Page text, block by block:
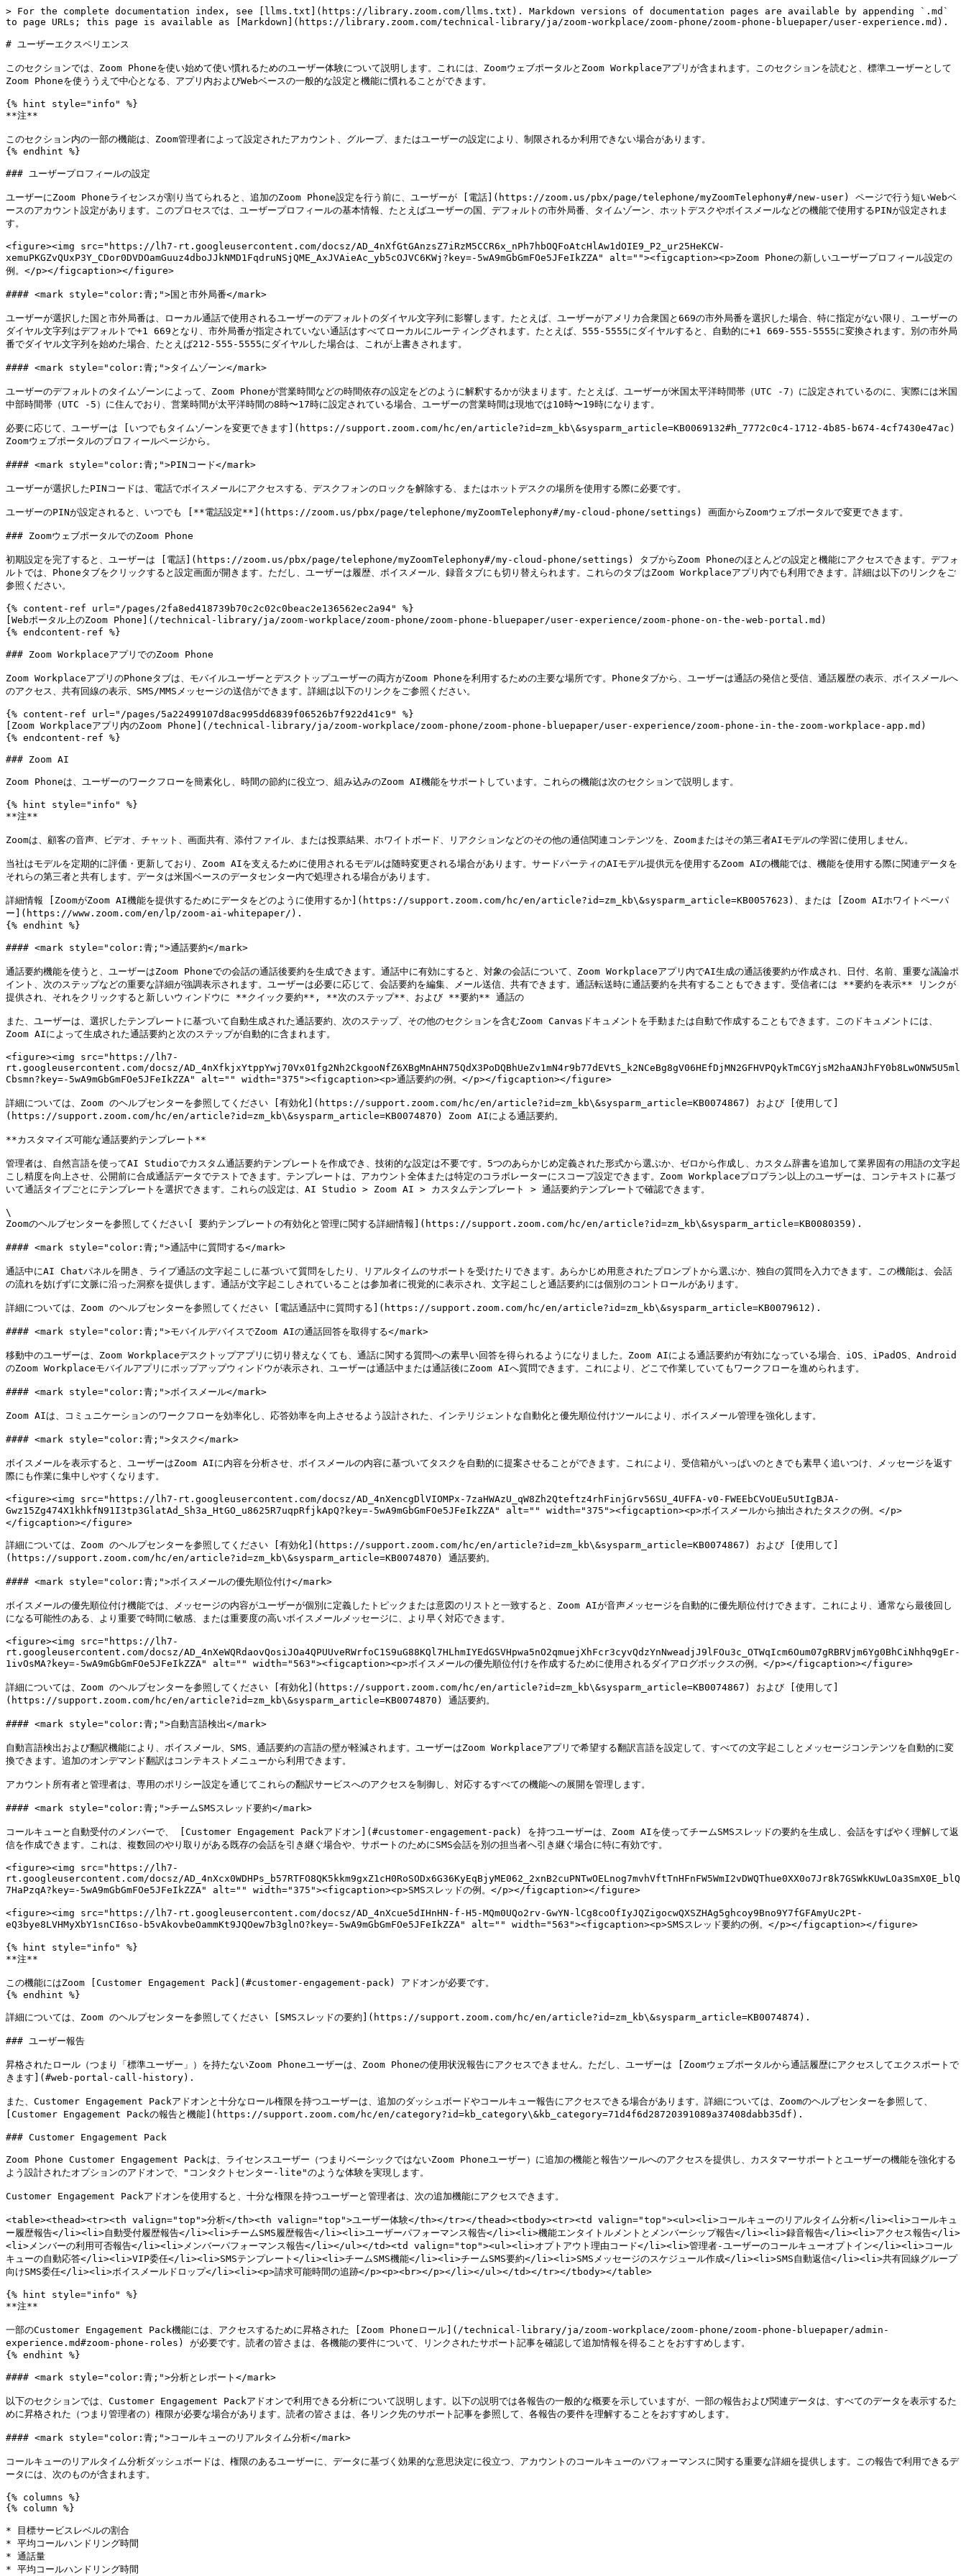
> For the complete documentation index, see [llms.txt](https://library.zoom.com/llms.txt). Markdown versions of documentation pages are available by appending `.md` to page URLs; this page is available as [Markdown](https://library.zoom.com/technical-library/ja/zoom-workplace/zoom-phone/zoom-phone-bluepaper/user-experience.md).

# ユーザーエクスペリエンス

このセクションでは、Zoom Phoneを使い始めて使い慣れるためのユーザー体験について説明します。これには、ZoomウェブポータルとZoom Workplaceアプリが含まれます。このセクションを読むと、標準ユーザーとしてZoom Phoneを使ううえで中心となる、アプリ内およびWebベースの一般的な設定と機能に慣れることができます。

{% hint style="info" %}
**注**

このセクション内の一部の機能は、Zoom管理者によって設定されたアカウント、グループ、またはユーザーの設定により、制限されるか利用できない場合があります。
{% endhint %}

### ユーザープロフィールの設定

ユーザーにZoom Phoneライセンスが割り当てられると、追加のZoom Phone設定を行う前に、ユーザーが [電話](https://zoom.us/pbx/page/telephone/myZoomTelephony#/new-user) ページで行う短いWebベースのアカウント設定があります。このプロセスでは、ユーザープロフィールの基本情報、たとえばユーザーの国、デフォルトの市外局番、タイムゾーン、ホットデスクやボイスメールなどの機能で使用するPINが設定されます。

<figure><img src="https://lh7-rt.googleusercontent.com/docsz/AD_4nXfGtGAnzsZ7iRzM5CCR6x_nPh7hbOQFoAtcHlAw1dOIE9_P2_ur25HeKCW-xemuPKGZvQUxP3Y_CDor0DVDOamGuuz4dboJJkNMD1FqdruNSjQME_AxJVAieAc_yb5cOJVC6KWj?key=-5wA9mGbGmFOe5JFeIkZZA" alt=""><figcaption><p>Zoom Phoneの新しいユーザープロフィール設定の例。</p></figcaption></figure>

#### <mark style="color:青;">国と市外局番</mark>

ユーザーが選択した国と市外局番は、ローカル通話で使用されるユーザーのデフォルトのダイヤル文字列に影響します。たとえば、ユーザーがアメリカ合衆国と669の市外局番を選択した場合、特に指定がない限り、ユーザーのダイヤル文字列はデフォルトで+1 669となり、市外局番が指定されていない通話はすべてローカルにルーティングされます。たとえば、555-5555にダイヤルすると、自動的に+1 669-555-5555に変換されます。別の市外局番でダイヤル文字列を始めた場合、たとえば212-555-5555にダイヤルした場合は、これが上書きされます。

#### <mark style="color:青;">タイムゾーン</mark>

ユーザーのデフォルトのタイムゾーンによって、Zoom Phoneが営業時間などの時間依存の設定をどのように解釈するかが決まります。たとえば、ユーザーが米国太平洋時間帯（UTC -7）に設定されているのに、実際には米国中部時間帯（UTC -5）に住んでおり、営業時間が太平洋時間の8時〜17時に設定されている場合、ユーザーの営業時間は現地では10時〜19時になります。

必要に応じて、ユーザーは [いつでもタイムゾーンを変更できます](https://support.zoom.com/hc/en/article?id=zm_kb\&sysparm_article=KB0069132#h_7772c0c4-1712-4b85-b674-4cf7430e47ac) Zoomウェブポータルのプロフィールページから。

#### <mark style="color:青;">PINコード</mark>

ユーザーが選択したPINコードは、電話でボイスメールにアクセスする、デスクフォンのロックを解除する、またはホットデスクの場所を使用する際に必要です。

ユーザーのPINが設定されると、いつでも [**電話設定**](https://zoom.us/pbx/page/telephone/myZoomTelephony#/my-cloud-phone/settings) 画面からZoomウェブポータルで変更できます。

### ZoomウェブポータルでのZoom Phone

初期設定を完了すると、ユーザーは [電話](https://zoom.us/pbx/page/telephone/myZoomTelephony#/my-cloud-phone/settings) タブからZoom Phoneのほとんどの設定と機能にアクセスできます。デフォルトでは、Phoneタブをクリックすると設定画面が開きます。ただし、ユーザーは履歴、ボイスメール、録音タブにも切り替えられます。これらのタブはZoom Workplaceアプリ内でも利用できます。詳細は以下のリンクをご参照ください。

{% content-ref url="/pages/2fa8ed418739b70c2c02c0beac2e136562ec2a94" %}
[Webポータル上のZoom Phone](/technical-library/ja/zoom-workplace/zoom-phone/zoom-phone-bluepaper/user-experience/zoom-phone-on-the-web-portal.md)
{% endcontent-ref %}

### Zoom WorkplaceアプリでのZoom Phone

Zoom WorkplaceアプリのPhoneタブは、モバイルユーザーとデスクトップユーザーの両方がZoom Phoneを利用するための主要な場所です。Phoneタブから、ユーザーは通話の発信と受信、通話履歴の表示、ボイスメールへのアクセス、共有回線の表示、SMS/MMSメッセージの送信ができます。詳細は以下のリンクをご参照ください。

{% content-ref url="/pages/5a22499107d8ac995dd6839f06526b7f922d41c9" %}
[Zoom Workplaceアプリ内のZoom Phone](/technical-library/ja/zoom-workplace/zoom-phone/zoom-phone-bluepaper/user-experience/zoom-phone-in-the-zoom-workplace-app.md)
{% endcontent-ref %}

### Zoom AI

Zoom Phoneは、ユーザーのワークフローを簡素化し、時間の節約に役立つ、組み込みのZoom AI機能をサポートしています。これらの機能は次のセクションで説明します。

{% hint style="info" %}
**注**

Zoomは、顧客の音声、ビデオ、チャット、画面共有、添付ファイル、または投票結果、ホワイトボード、リアクションなどのその他の通信関連コンテンツを、Zoomまたはその第三者AIモデルの学習に使用しません。

当社はモデルを定期的に評価・更新しており、Zoom AIを支えるために使用されるモデルは随時変更される場合があります。サードパーティのAIモデル提供元を使用するZoom AIの機能では、機能を使用する際に関連データをそれらの第三者と共有します。データは米国ベースのデータセンター内で処理される場合があります。

詳細情報 [ZoomがZoom AI機能を提供するためにデータをどのように使用するか](https://support.zoom.com/hc/en/article?id=zm_kb\&sysparm_article=KB0057623)、または [Zoom AIホワイトペーパー](https://www.zoom.com/en/lp/zoom-ai-whitepaper/).
{% endhint %}

#### <mark style="color:青;">通話要約</mark>

通話要約機能を使うと、ユーザーはZoom Phoneでの会話の通話後要約を生成できます。通話中に有効にすると、対象の会話について、Zoom Workplaceアプリ内でAI生成の通話後要約が作成され、日付、名前、重要な議論ポイント、次のステップなどの重要な詳細が強調表示されます。ユーザーは必要に応じて、会話要約を編集、メール送信、共有できます。通話転送時に通話要約を共有することもできます。受信者には **要約を表示** リンクが提供され、それをクリックすると新しいウィンドウに **クイック要約**, **次のステップ**、および **要約** 通話の

また、ユーザーは、選択したテンプレートに基づいて自動生成された通話要約、次のステップ、その他のセクションを含むZoom Canvasドキュメントを手動または自動で作成することもできます。このドキュメントには、Zoom AIによって生成された通話要約と次のステップが自動的に含まれます。

<figure><img src="https://lh7-rt.googleusercontent.com/docsz/AD_4nXfkjxYtppYwj70Vx01fg2Nh2CkgooNfZ6XBgMnAHN75QdX3PoDQBhUeZv1mN4r9b77dEVtS_k2NCeBg8gV06HEfDjMN2GFHVPQykTmCGYjsM2haANJhFY0b8LwONW5U5mlCbsmn?key=-5wA9mGbGmFOe5JFeIkZZA" alt="" width="375"><figcaption><p>通話要約の例。</p></figcaption></figure>

詳細については、Zoom のヘルプセンターを参照してください [有効化](https://support.zoom.com/hc/en/article?id=zm_kb\&sysparm_article=KB0074867) および [使用して](https://support.zoom.com/hc/en/article?id=zm_kb\&sysparm_article=KB0074870) Zoom AIによる通話要約。

**カスタマイズ可能な通話要約テンプレート**

管理者は、自然言語を使ってAI Studioでカスタム通話要約テンプレートを作成でき、技術的な設定は不要です。5つのあらかじめ定義された形式から選ぶか、ゼロから作成し、カスタム辞書を追加して業界固有の用語の文字起こし精度を向上させ、公開前に合成通話データでテストできます。テンプレートは、アカウント全体または特定のコラボレーターにスコープ設定できます。Zoom Workplaceプロプラン以上のユーザーは、コンテキストに基づいて通話タイプごとにテンプレートを選択できます。これらの設定は、AI Studio > Zoom AI > カスタムテンプレート > 通話要約テンプレートで確認できます。

\
Zoomのヘルプセンターを参照してください[ 要約テンプレートの有効化と管理に関する詳細情報](https://support.zoom.com/hc/en/article?id=zm_kb\&sysparm_article=KB0080359).

#### <mark style="color:青;">通話中に質問する</mark>

通話中にAI Chatパネルを開き、ライブ通話の文字起こしに基づいて質問をしたり、リアルタイムのサポートを受けたりできます。あらかじめ用意されたプロンプトから選ぶか、独自の質問を入力できます。この機能は、会話の流れを妨げずに文脈に沿った洞察を提供します。通話が文字起こしされていることは参加者に視覚的に表示され、文字起こしと通話要約には個別のコントロールがあります。

詳細については、Zoom のヘルプセンターを参照してください [電話通話中に質問する](https://support.zoom.com/hc/en/article?id=zm_kb\&sysparm_article=KB0079612).

#### <mark style="color:青;">モバイルデバイスでZoom AIの通話回答を取得する</mark>

移動中のユーザーは、Zoom Workplaceデスクトップアプリに切り替えなくても、通話に関する質問への素早い回答を得られるようになりました。Zoom AIによる通話要約が有効になっている場合、iOS、iPadOS、AndroidのZoom Workplaceモバイルアプリにポップアップウィンドウが表示され、ユーザーは通話中または通話後にZoom AIへ質問できます。これにより、どこで作業していてもワークフローを進められます。

#### <mark style="color:青;">ボイスメール</mark>

Zoom AIは、コミュニケーションのワークフローを効率化し、応答効率を向上させるよう設計された、インテリジェントな自動化と優先順位付けツールにより、ボイスメール管理を強化します。

#### <mark style="color:青;">タスク</mark>

ボイスメールを表示すると、ユーザーはZoom AIに内容を分析させ、ボイスメールの内容に基づいてタスクを自動的に提案させることができます。これにより、受信箱がいっぱいのときでも素早く追いつけ、メッセージを返す際にも作業に集中しやすくなります。

<figure><img src="https://lh7-rt.googleusercontent.com/docsz/AD_4nXencgDlVIOMPx-7zaHWAzU_qW8Zh2Qteftz4rhFinjGrv56SU_4UFFA-v0-FWEEbCVoUEu5UtIgBJA-Gwz15Zg474X1khkfN91I3tp3GlatAd_Sh3a_HtGO_u8625R7uqpRfjkApQ?key=-5wA9mGbGmFOe5JFeIkZZA" alt="" width="375"><figcaption><p>ボイスメールから抽出されたタスクの例。</p></figcaption></figure>

詳細については、Zoom のヘルプセンターを参照してください [有効化](https://support.zoom.com/hc/en/article?id=zm_kb\&sysparm_article=KB0074867) および [使用して](https://support.zoom.com/hc/en/article?id=zm_kb\&sysparm_article=KB0074870) 通話要約。

#### <mark style="color:青;">ボイスメールの優先順位付け</mark>

ボイスメールの優先順位付け機能では、メッセージの内容がユーザーが個別に定義したトピックまたは意図のリストと一致すると、Zoom AIが音声メッセージを自動的に優先順位付けできます。これにより、通常なら最後回しになる可能性のある、より重要で時間に敏感、または重要度の高いボイスメールメッセージに、より早く対応できます。

<figure><img src="https://lh7-rt.googleusercontent.com/docsz/AD_4nXeWQRdaovQosiJOa4QPUUveRWrfoC1S9uG88KQl7HLhmIYEdGSVHpwa5nO2qmuejXhFcr3cyvQdzYnNweadjJ9lFOu3c_OTWqIcm6Oum07gRBRVjm6Yg0BhCiNhhq9gEr-1ivOsMA?key=-5wA9mGbGmFOe5JFeIkZZA" alt="" width="563"><figcaption><p>ボイスメールの優先順位付けを作成するために使用されるダイアログボックスの例。</p></figcaption></figure>

詳細については、Zoom のヘルプセンターを参照してください [有効化](https://support.zoom.com/hc/en/article?id=zm_kb\&sysparm_article=KB0074867) および [使用して](https://support.zoom.com/hc/en/article?id=zm_kb\&sysparm_article=KB0074870) 通話要約。

#### <mark style="color:青;">自動言語検出</mark>

自動言語検出および翻訳機能により、ボイスメール、SMS、通話要約の言語の壁が軽減されます。ユーザーはZoom Workplaceアプリで希望する翻訳言語を設定して、すべての文字起こしとメッセージコンテンツを自動的に変換できます。追加のオンデマンド翻訳はコンテキストメニューから利用できます。

アカウント所有者と管理者は、専用のポリシー設定を通じてこれらの翻訳サービスへのアクセスを制御し、対応するすべての機能への展開を管理します。

#### <mark style="color:青;">チームSMSスレッド要約</mark>

コールキューと自動受付のメンバーで、 [Customer Engagement Packアドオン](#customer-engagement-pack) を持つユーザーは、Zoom AIを使ってチームSMSスレッドの要約を生成し、会話をすばやく理解して返信を作成できます。これは、複数回のやり取りがある既存の会話を引き継ぐ場合や、サポートのためにSMS会話を別の担当者へ引き継ぐ場合に特に有効です。

<figure><img src="https://lh7-rt.googleusercontent.com/docsz/AD_4nXcx0WDHPs_b57RTFO8QK5kkm9gxZ1cH0RoSODx6G36KyEqBjyME062_2xnB2cuPNTwOELnog7mvhVftTnHFnFW5WmI2vDWQThue0XX0o7Jr8k7GSWkKUwLOa3SmX0E_blQ7HaPzqA?key=-5wA9mGbGmFOe5JFeIkZZA" alt="" width="375"><figcaption><p>SMSスレッドの例。</p></figcaption></figure>

<figure><img src="https://lh7-rt.googleusercontent.com/docsz/AD_4nXcue5dIHnHN-f-H5-MQm0UQo2rv-GwYN-lCg8coOfIyJQZigocwQXSZHAg5ghcoy9Bno9Y7fGFAmyUc2Pt-eQ3bye8LVHMyXbY1snCI6so-b5vAkovbeOammKt9JQOew7b3glnO?key=-5wA9mGbGmFOe5JFeIkZZA" alt="" width="563"><figcaption><p>SMSスレッド要約の例。</p></figcaption></figure>

{% hint style="info" %}
**注**

この機能にはZoom [Customer Engagement Pack](#customer-engagement-pack) アドオンが必要です。
{% endhint %}

詳細については、Zoom のヘルプセンターを参照してください [SMSスレッドの要約](https://support.zoom.com/hc/en/article?id=zm_kb\&sysparm_article=KB0074874).

### ユーザー報告

昇格されたロール（つまり「標準ユーザー」）を持たないZoom Phoneユーザーは、Zoom Phoneの使用状況報告にアクセスできません。ただし、ユーザーは [Zoomウェブポータルから通話履歴にアクセスしてエクスポートできます](#web-portal-call-history).

また、Customer Engagement Packアドオンと十分なロール権限を持つユーザーは、追加のダッシュボードやコールキュー報告にアクセスできる場合があります。詳細については、Zoomのヘルプセンターを参照して、 [Customer Engagement Packの報告と機能](https://support.zoom.com/hc/en/category?id=kb_category\&kb_category=71d4f6d28720391089a37408dabb35df).

### Customer Engagement Pack

Zoom Phone Customer Engagement Packは、ライセンスユーザー（つまりベーシックではないZoom Phoneユーザー）に追加の機能と報告ツールへのアクセスを提供し、カスタマーサポートとユーザーの機能を強化するよう設計されたオプションのアドオンで、"コンタクトセンター-lite"のような体験を実現します。

Customer Engagement Packアドオンを使用すると、十分な権限を持つユーザーと管理者は、次の追加機能にアクセスできます。

<table><thead><tr><th valign="top">分析</th><th valign="top">ユーザー体験</th></tr></thead><tbody><tr><td valign="top"><ul><li>コールキューのリアルタイム分析</li><li>コールキュー履歴報告</li><li>自動受付履歴報告</li><li>チームSMS履歴報告</li><li>ユーザーパフォーマンス報告</li><li>機能エンタイトルメントとメンバーシップ報告</li><li>録音報告</li><li>アクセス報告</li><li>メンバーの利用可否報告</li><li>メンバーパフォーマンス報告</li></ul></td><td valign="top"><ul><li>オプトアウト理由コード</li><li>管理者-ユーザーのコールキューオプトイン</li><li>コールキューの自動応答</li><li>VIP委任</li><li>SMSテンプレート</li><li>チームSMS機能</li><li>チームSMS要約</li><li>SMSメッセージのスケジュール作成</li><li>SMS自動返信</li><li>共有回線グループ向けSMS委任</li><li>ボイスメールドロップ</li><li><p>請